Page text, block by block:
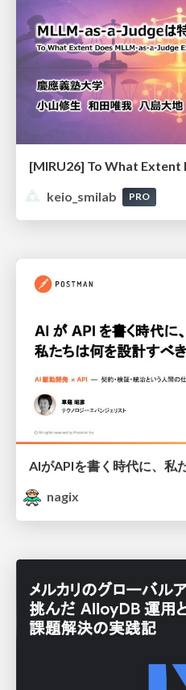
keio_smilab
PRO
AIがAPIを書く時代に、私
nagix